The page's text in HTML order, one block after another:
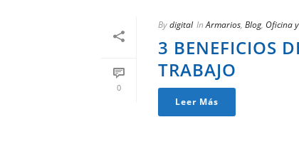
0
Bydigital In Armarios, Blog, Oficina
3 BENEFICIOS
TRABAJO
Leer Más